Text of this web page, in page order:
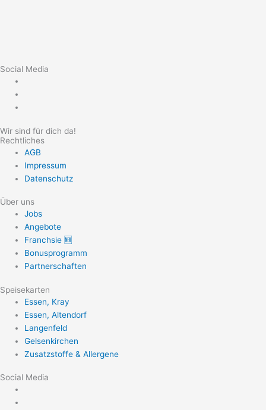
Social Media
Wir sind für dich da!
Rechtliches
AGB
Impressum
Datenschutz
Über uns
Jobs
Angebote
Franchsie 🆕
Bonusprogramm
Partnerschaften
Speisekarten
Essen, Kray
Essen, Altendorf
Langenfeld
Gelsenkirchen
Zusatzstoffe & Allergene
Social Media